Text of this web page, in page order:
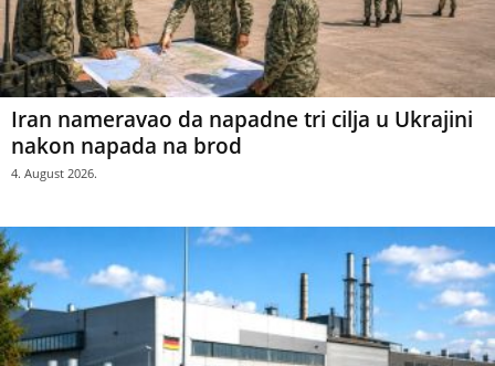
Iran nameravao da napadne tri cilja u Ukrajini
nakon napada na brod
4. August 2026.